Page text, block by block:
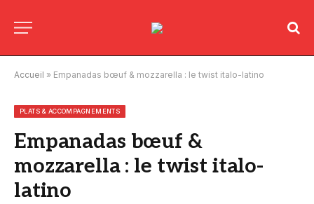
Accueil » Empanadas bœuf & mozzarella : le twist italo-latino
PLATS & ACCOMPAGNEMENTS
Empanadas bœuf &
mozzarella : le twist italo-
latino